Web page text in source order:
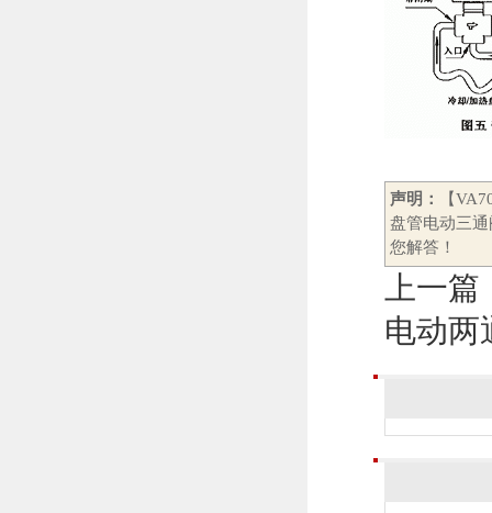
声明：
【
盘管电动三
您解答！
上一篇
电动两